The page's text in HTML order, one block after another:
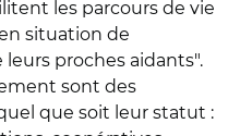
les parcours de vie
situation de
proches aidants".
sont des
que soit leur statut :